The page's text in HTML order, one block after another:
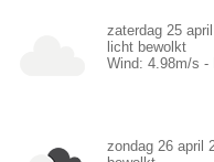
zaterdag 25
licht bewolkt
Wind: 4.98m/s -
zondag 26 april